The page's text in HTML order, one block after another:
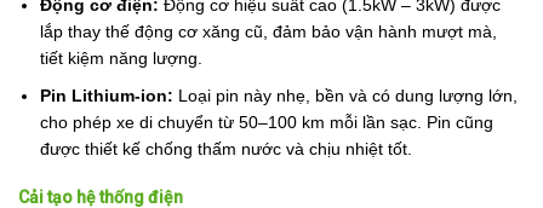
Động cơ điện: Động cơ hiệu suất cao (1.5kW – 3kW) được
lắp thay thế động cơ xăng cũ, đảm bảo vận hành mượt mà,
tiết kiệm năng lượng.
Pin Lithium-ion: Loại pin này nhẹ, bền và có dung lượng lớn,
cho phép xe di chuyển từ 50–100 km mỗi lần sạc. Pin cũng
được thiết kế chống thấm nước và chịu nhiệt tốt.
Cải tạo hệ thống điện